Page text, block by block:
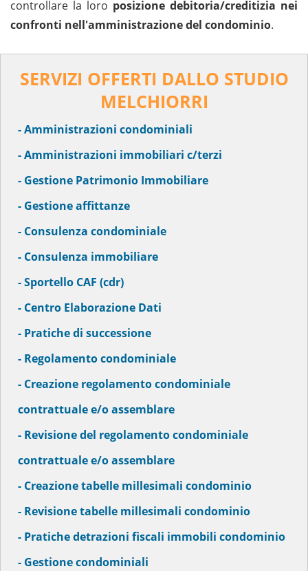
controllare la loro posizione debitoria/creditizia nei
confronti nell'amministrazione del condominio.
SERVIZI OFFERTI DALLO STUDIO
MELCHIORRI
- Amministrazioni condominiali
- Amministrazioni immobiliari c/terzi
- Gestione Patrimonio Immobiliare
- Gestione affittanze
- Consulenza condominiale
- Consulenza immobiliare
- Sportello CAF (cdr)
- Centro Elaborazione Dati
- Pratiche di successione
- Regolamento condominiale
- Creazione regolamento condominiale
contrattuale e/o assemblare
- Revisione del regolamento condominiale
contrattuale e/o assemblare
- Creazione tabelle millesimali condominio
- Revisione tabelle millesimali condominio
- Pratiche detrazioni fiscali immobili condominio
- Gestione condominiali